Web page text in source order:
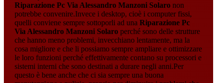
Riparazione Pc Via Alessandro Manzoni Solaronon
potrebbe convenire.Invece i desktop, cioè i computer fissi,
quelli conviene sempre sottoporli ad una Riparazione Pc
Via Alessandro Manzoni Solaroperché sono delle strutture
che hanno meno problemi, invecchiano lentamente, ma la
cosa migliore e che li possiamo sempre ampliare e ottimizzare
le loro funzioni perché effettivamente contano su processori e
sistemi interni che sono destinati a durare negli anni.Per
questo è bene anche che ci sia sempre una buona